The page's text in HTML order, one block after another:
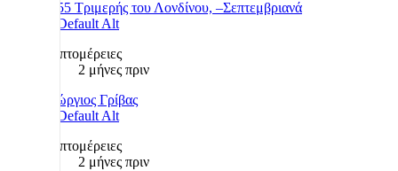
1955 Τριμερής του Λονδίνου, –Σεπτεμβριανά
Λεπτομέρειες
2 μήνες πριν
Γεώργιος Γρίβας
Λεπτομέρειες
2 μήνες πριν